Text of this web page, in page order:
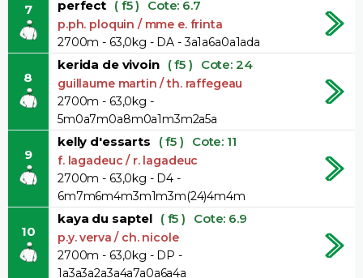
7 perfect ( f5 ) Cote: 6.7
p.ph. ploquin / mme e. frinta
2700m - 63,0kg - DA - 3a1a6a0a1ada
8
kerida de vivoin ( f5 ) Cote: 24
guillaume martin / th. raffegeau
2700m - 63,0kg -
5m0a7m0a8m0a1m3m2a5a
9
kelly d'essarts ( f5 ) Cote: 11
f. lagadeuc / r. lagadeuc
2700m - 63,0kg - D4 -
6m7m6m4m3m1m3m(24)4m4m
10
kaya du saptel ( f5 ) Cote: 6.9
p.y. verva / ch. nicole
2700m - 63,0kg - DP -
1a3a3a2a3a4a7a0a6a4a